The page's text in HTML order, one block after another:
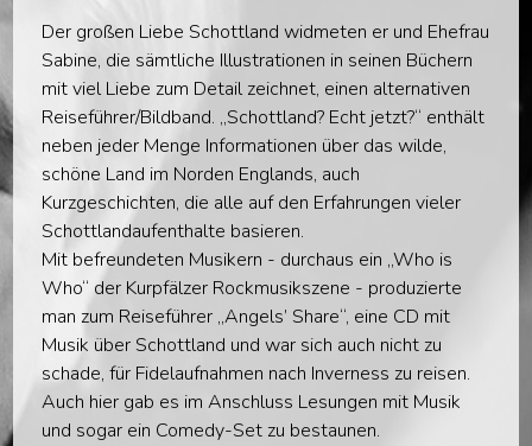
Der großen Liebe Schottland widmeten er und Ehefrau
Sabine, die sämtliche Illustrationen in seinen Büchern
mit viel Liebe zum Detail zeichnet, einen alternativen
Reiseführer/Bildband. „Schottland? Echt jetzt?“ enthält
neben jeder Menge Informationen über das wilde,
schöne Land im Norden Englands, auch
Kurzgeschichten, die alle auf den Erfahrungen vieler
Schottlandaufenthalte basieren.
Mit befreundeten Musikern - durchaus ein „Who is
Who“ der Kurpfälzer Rockmusikszene - produzierte
man zum Reiseführer „Angels’ Share“, eine CD mit
Musik über Schottland und war sich auch nicht zu
schade, für Fidelaufnahmen nach Inverness zu reisen.
Auch hier gab es im Anschluss Lesungen mit Musik
und sogar ein Comedy-Set zu bestaunen.